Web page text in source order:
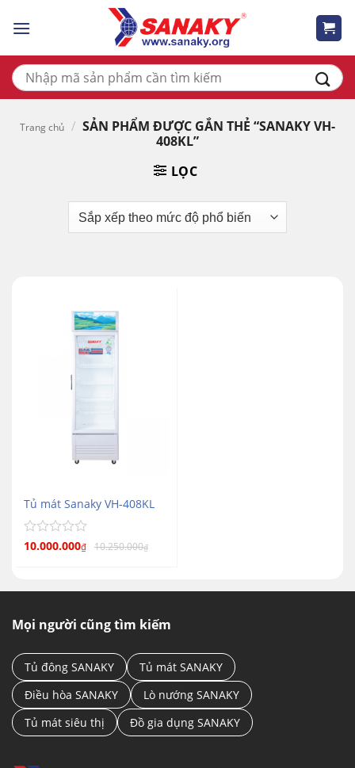
Tìm
kiếm:
Trang chủ / SẢN PHẨM ĐƯỢC GẮN THẺ “SANAKY VH-
408KL”
LỌC
Tủ mát Sanaky VH-408KL
Được
10.000.000₫ 10.250.000₫
Mọi người cũng tìm kiếm
Tủ đông SANAKY
Tủ mát SANAKY
Điều hòa SANAKY
Lò nướng SANAKY
Tủ mát siêu thị
Đồ gia dụng SANAKY